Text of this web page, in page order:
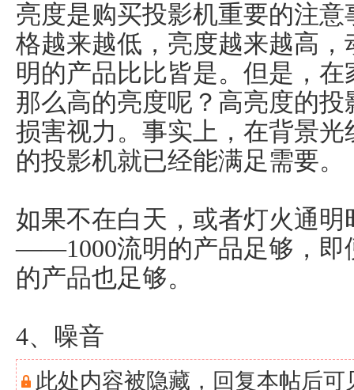
亮度是购买投影机重要的注
格越来越低，亮度越来越高，
明的产品比比皆是。但是，
那么高的亮度呢？高亮度的
损害视力。事实上，在背景
的投影机就已经能满足需要。
如果不在白天，或者灯火通
——1000流明的产品足够，即
的产品也足够。
4、噪音
此处内容被隐藏， 回复本帖后可